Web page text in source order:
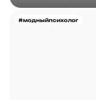
#модныйпсихолог